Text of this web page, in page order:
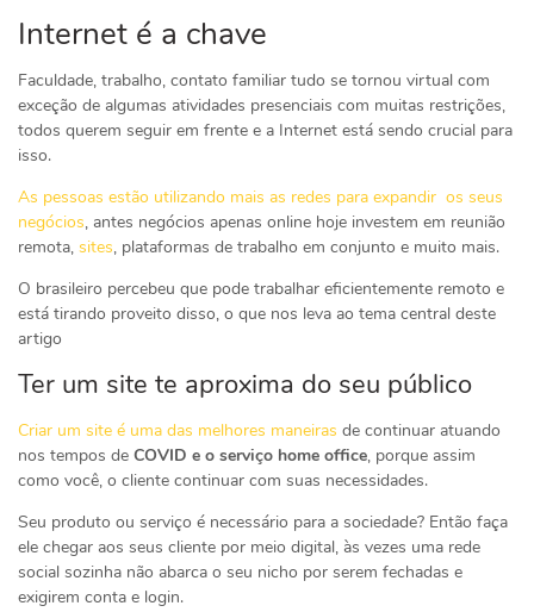
Internet é a chave
Faculdade, trabalho, contato familiar tudo se tornou virtual com
exceção de algumas atividades presenciais com muitas restrições,
todos querem seguir em frente e a Internet está sendo crucial para
isso.
As pessoas estão utilizando mais as redes para expandir os seus
negócios, antes negócios apenas online hoje investem em reunião
remota, sites, plataformas de trabalho em conjunto e muito mais.
O brasileiro percebeu que pode trabalhar eficientemente remoto e
está tirando proveito disso, o que nos leva ao tema central deste
artigo
Ter um site te aproxima do seu público
Criar um site é uma das melhores maneiras de continuar atuando
nos tempos de COVID e o serviço home office, porque assim
como você, o cliente continuar com suas necessidades.
Seu produto ou serviço é necessário para a sociedade? Então faça
ele chegar aos seus cliente por meio digital, às vezes uma rede
social sozinha não abarca o seu nicho por serem fechadas e
exigirem conta e login.